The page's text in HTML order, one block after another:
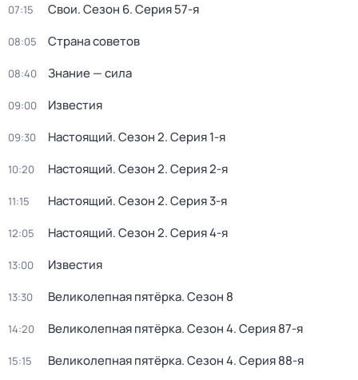
07:15 Свои. Сезон 6. Серия 57-я
08:05 Страна советов
08:40 Знание — сила
09:00 Известия
09:30 Настоящий. Сезон 2. Серия 1-я
10:20 Настоящий. Сезон 2. Серия 2-я
11:15 Настоящий. Сезон 2. Серия 3-я
12:05 Настоящий. Сезон 2. Серия 4-я
13:00 Известия
13:30 Великолепная пятёрка. Сезон 8
14:20 Великолепная пятёрка. Сезон 4. Серия 87-я
15:15 Великолепная пятёрка. Сезон 4. Серия 88-я